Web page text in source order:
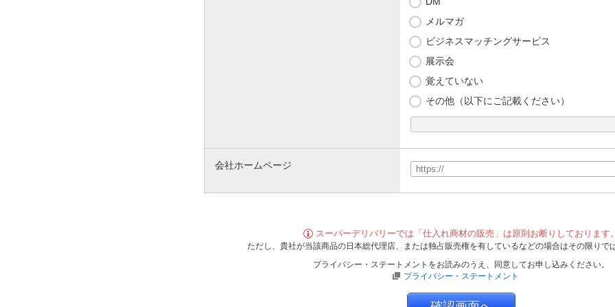
メルマガ
ビジネスマッチングサービス
展示会
覚えていない
その他（以下にご記載ください）
会社ホームページ
スーパーデリバリーでは「仕入れ商材の販売」は原則お断りしております。
ただし、貴社が当該商品の日本総代理店、または独占販売権を有しているなどの場合はその限りで
プライバシー・ステートメントをお読みのうえ、同意してお申し込みください。
プライバシー・ステートメント